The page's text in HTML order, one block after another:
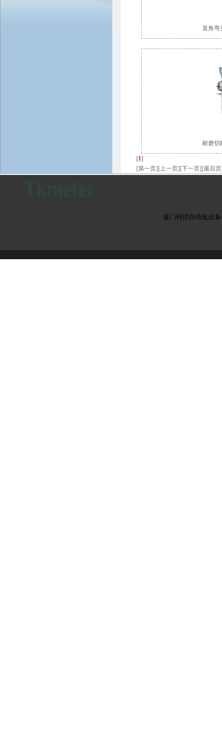
直角弯
耐磨切
[1]
[第一页][上一页][下一页][最后
厦门特控自动化设